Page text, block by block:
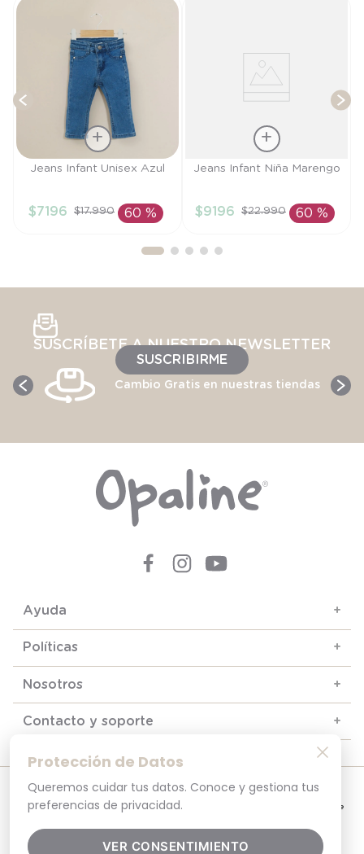
Protección de Datos
Queremos cuidar tus datos. Conoce y gestiona tus
preferencias de privacidad.
VER CONSENTIMIENTO
Talla
AÑADIR AL
Jeans Infant Unisex Azul
$7196 $17.990 60 %
Talla
AÑADIR AL
Jeans Infant Niña Marengo
$9196 $22.990 60 %
SUSCRÍBETE A NUESTRO NEWSLETTER
SUSCRIBIRME
Cambio Gratis en nuestras tiendas
Ayuda +
Políticas +
Nosotros +
Contacto y soporte +
© 2025. Todos los derechos reservados
Por tu seguridad, recuerda revisar siempre en tu navegador que el sitio que
visitas sea la versión oficial. La dirección opaline.cl es la única del sitio oficial de
opaline.cl es 100% seguro.